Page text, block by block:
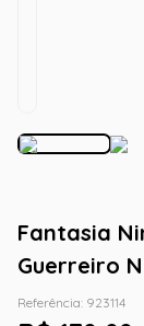
Fantasia
Guerreiro
Referência: 923114